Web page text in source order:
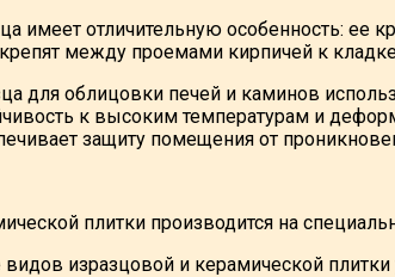
имеет отличительную особенность:
крепят между проемами кирпичей к
для облицовки печей и каминов
к высоким температурам и
защиту помещения от
плитки производится на
видов изразцовой и керамической